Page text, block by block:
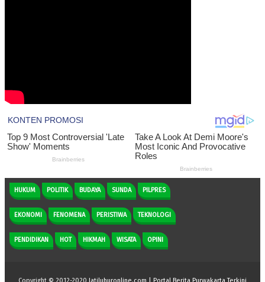
HUKUM POLITIK BUDAYA SUNDA PILPRES
EKONOMI FENOMENA PERISTIWA TEKNOLOGI
PENDIDIKAN HOT HIKMAH WISATA OPINI